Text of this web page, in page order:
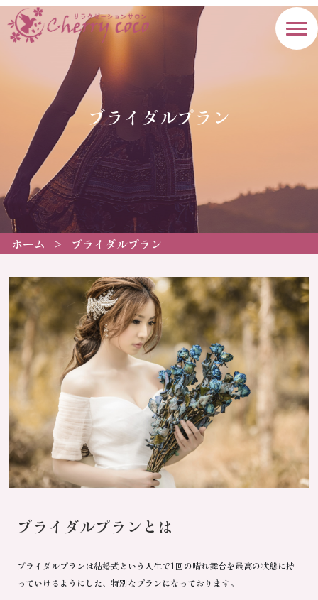
ブライダルプラン
ホーム > ブライダルプラン
ブライダルプランとは
ブライダルプランは結婚式という人生で1回の晴れ舞台を最高の状態に持
っていけるようにした、特別なプランになっております。